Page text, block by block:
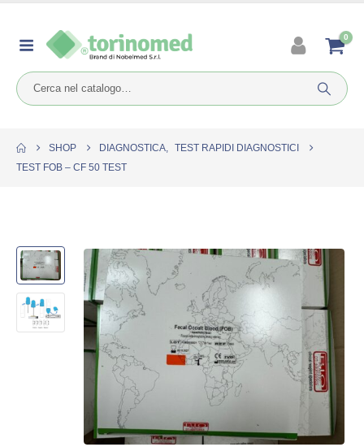
0
SHOP DIAGNOSTICA, TEST RAPIDI DIAGNOSTICI
TEST FOB – CF 50 TEST